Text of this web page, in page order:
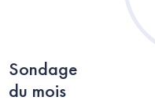
Sondage
du mois